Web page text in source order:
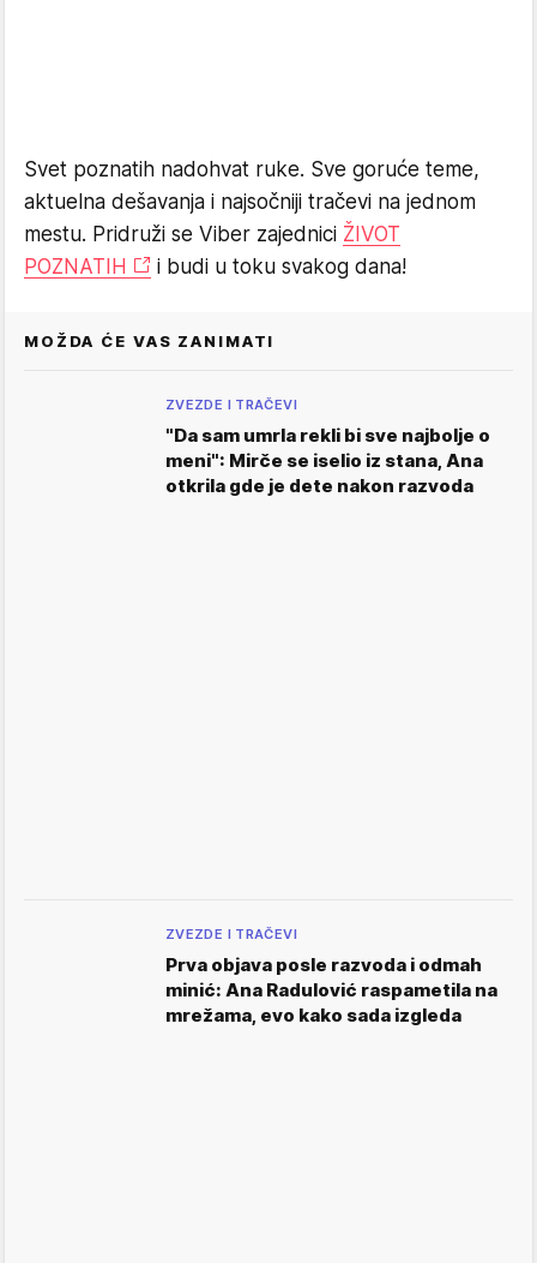
Svet poznatih nadohvat ruke. Sve goruće teme,
aktuelna dešavanja i najsočniji tračevi na jednom
mestu. Pridruži se Viber zajednici ŽIVOT
POZNATIH
i budi u toku svakog dana!
MOŽDA ĆE VAS ZANIMATI
ZVEZDE I TRAČEVI
"Da sam umrla rekli bi sve najbolje o
meni": Mirče se iselio iz stana, Ana
otkrila gde je dete nakon razvoda
ZVEZDE I TRAČEVI
Prva objava posle razvoda i odmah
minić: Ana Radulović raspametila na
mrežama, evo kako sada izgleda